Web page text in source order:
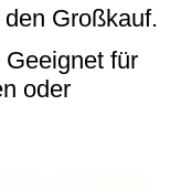
Großkauf.
für
oder